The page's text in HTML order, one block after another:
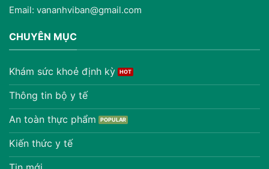
Email: vananhviban@gmail.com
CHUYÊN MỤC
Khám sức khoẻ định kỳ
Thông tin bộ y tế
An toàn thực phẩm
Kiến thức y tế